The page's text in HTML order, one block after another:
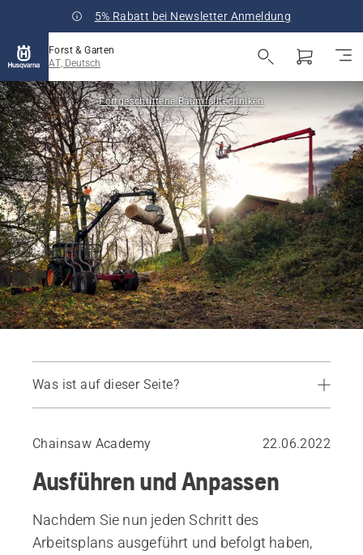
5% Rabatt bei Newsletter Anmeldung
Forst & Garten
AT, Deutsch
Fortgeschrittene Baumfälltechniken
Was ist auf dieser Seite?
Chainsaw Academy 22.06.2022
Ausführen und Anpassen
Nachdem Sie nun jeden Schritt des
Arbeitsplans ausgeführt und befolgt haben,